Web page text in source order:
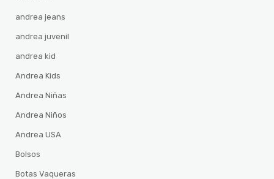
andrea jeans
andrea juvenil
andrea kid
Andrea Kids
Andrea Niñas
Andrea Niños
Andrea USA
Bolsos
Botas Vaqueras